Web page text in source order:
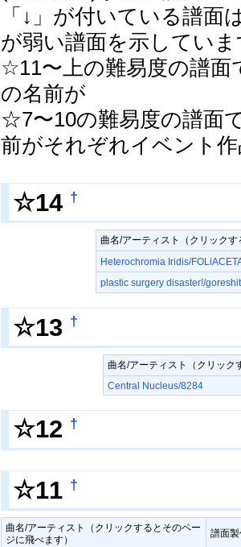
「↓」が付いている譜
が弱い譜面を示してい
☆11〜上の難易度の譜面
の名前が
☆7〜10の難易度の譜面
前がそれぞれイベント
☆14 †
曲名/アーティスト（クリック
Heterochromia Iridis/
plastic surgery disaster!/goreshit
☆13 †
曲名/アーティスト（クリック
Central Nucleus/8284
☆12 †
☆11 †
曲名/アーティスト（クリックするとそのペー
ジに飛べます）
譜面